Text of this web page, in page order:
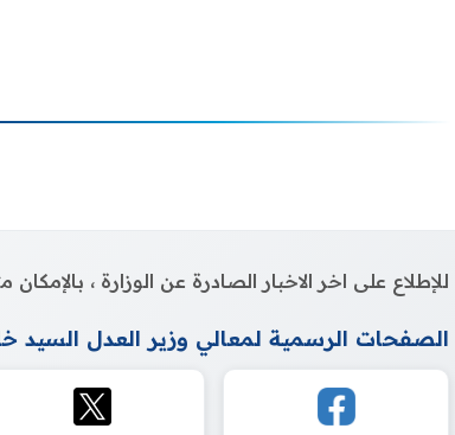
للإطلاع على اخر الاخبار الصادرة عن الوزارة ،
الصفحات الرسمية لمعالي وزير العدل السيد